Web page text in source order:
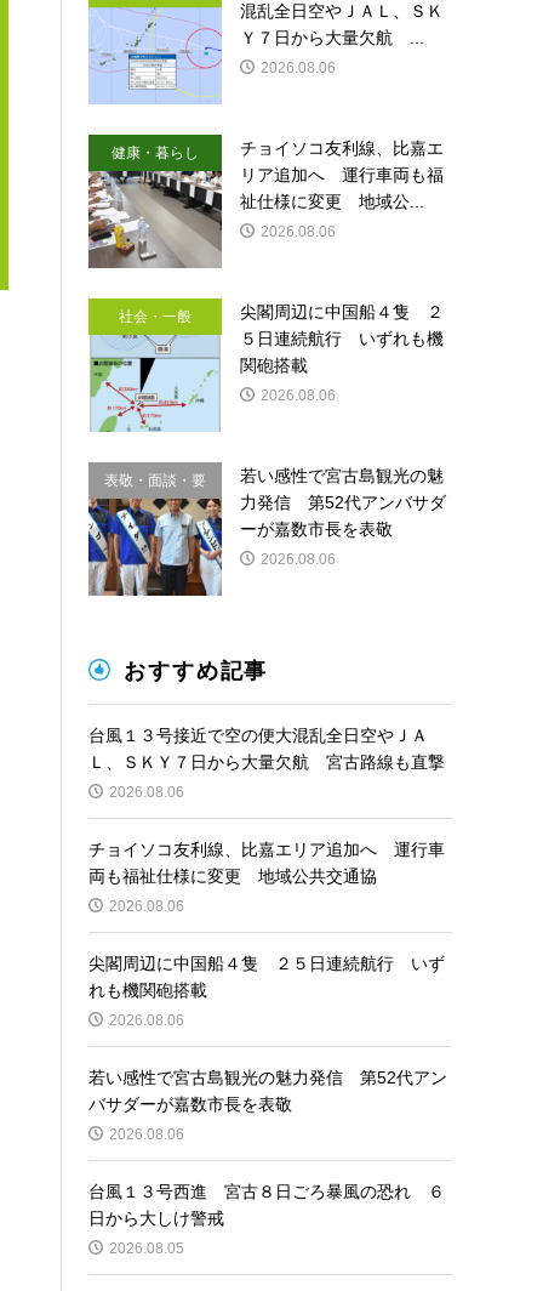
混乱全日空やＪＡＬ、ＳＫ
Ｙ７日から大量欠航 ...
2026.08.06
健康・暮らし
チョイソコ友利線、比嘉エ
リア追加へ 運行車両も福
祉仕様に変更 地域公...
2026.08.06
社会・一般
尖閣周辺に中国船４隻 ２
５日連続航行 いずれも機
関砲搭載
2026.08.06
表敬・面談・要
請
若い感性で宮古島観光の魅
力発信 第52代アンバサダ
ーが嘉数市長を表敬
2026.08.06
おすすめ記事
台風１３号接近で空の便大混乱全日空やＪＡ
Ｌ、ＳＫＹ７日から大量欠航 宮古路線も直撃
2026.08.06
チョイソコ友利線、比嘉エリア追加へ 運行車
両も福祉仕様に変更 地域公共交通協
2026.08.06
尖閣周辺に中国船４隻 ２５日連続航行 いず
れも機関砲搭載
2026.08.06
若い感性で宮古島観光の魅力発信 第52代アン
バサダーが嘉数市長を表敬
2026.08.06
台風１３号西進 宮古８日ごろ暴風の恐れ ６
日から大しけ警戒
2026.08.05